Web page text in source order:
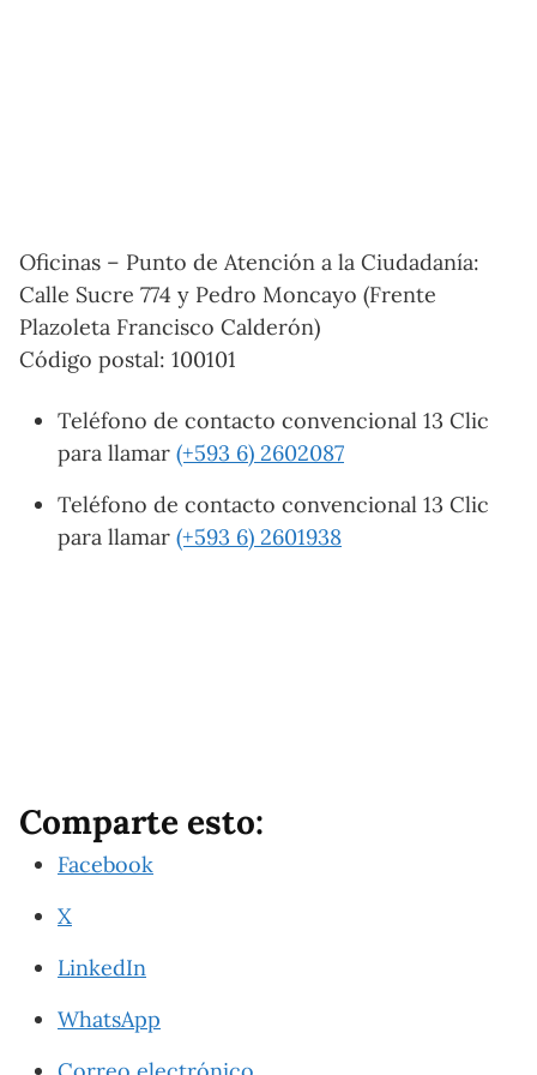
Oficinas – Punto de Atención a la Ciudadanía:
Calle Sucre 774 y Pedro Moncayo (Frente
Plazoleta Francisco Calderón)
Código postal: 100101
Teléfono de contacto convencional 13 Clic
para llamar (+593 6) 2602087
Teléfono de contacto convencional 13 Clic
para llamar (+593 6) 2601938
Comparte esto:
Facebook
X
LinkedIn
WhatsApp